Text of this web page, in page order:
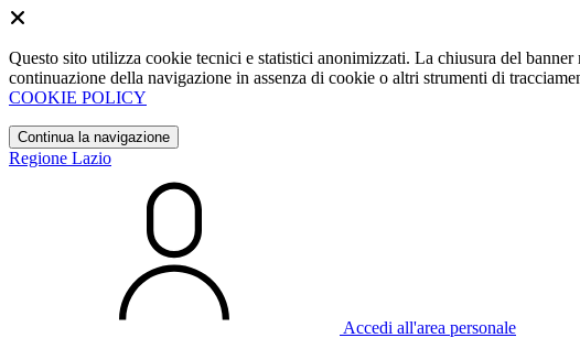
Questo sito utilizza cookie tecnici e statistici anonimizzati. La chiusura del
continuazione della navigazione in assenza di cookie o altri strumenti di
COOKIE POLICY
Continua la navigazione
Regione Lazio
Accedi all'area personale